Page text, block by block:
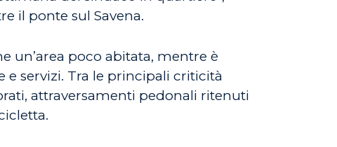
il ponte sul Savena.
un’area poco abitata, mentre è
servizi. Tra le principali criticità
attraversamenti pedonali ritenuti